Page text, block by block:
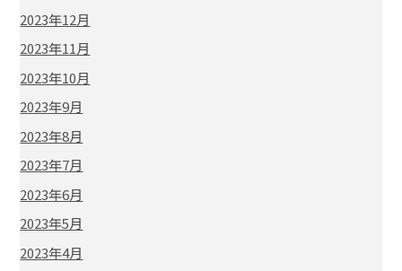
2023年12月
2023年11月
2023年10月
2023年9月
2023年8月
2023年7月
2023年6月
2023年5月
2023年4月